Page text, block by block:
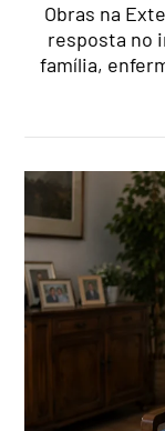
Obras na
resposta no
família,